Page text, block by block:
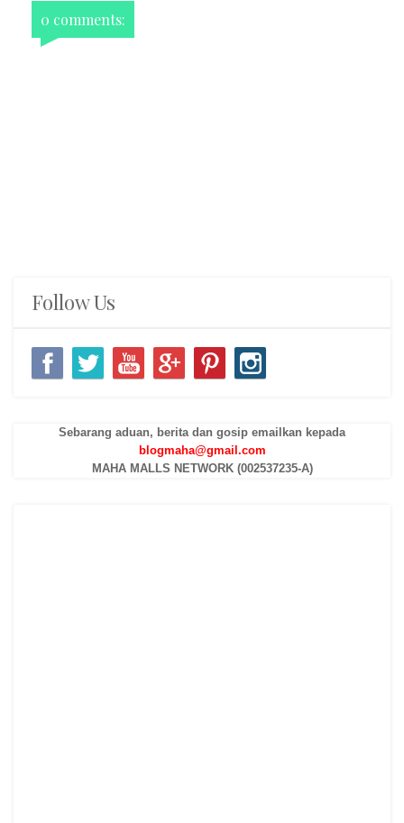
0 comments:
Follow Us
Sebarang aduan, berita dan gosip emailkan kepada
blogmaha@gmail.com
MAHA MALLS NETWORK (002537235-A)